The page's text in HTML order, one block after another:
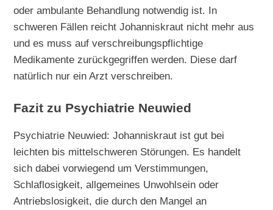
oder ambulante Behandlung notwendig ist. In
schweren Fällen reicht Johanniskraut nicht mehr aus
und es muss auf verschreibungspflichtige
Medikamente zurückgegriffen werden. Diese darf
natürlich nur ein Arzt verschreiben.
Fazit zu Psychiatrie Neuwied
Psychiatrie Neuwied: Johanniskraut ist gut bei
leichten bis mittelschweren Störungen. Es handelt
sich dabei vorwiegend um Verstimmungen,
Schlaflosigkeit, allgemeines Unwohlsein oder
Antriebslosigkeit, die durch den Mangel an